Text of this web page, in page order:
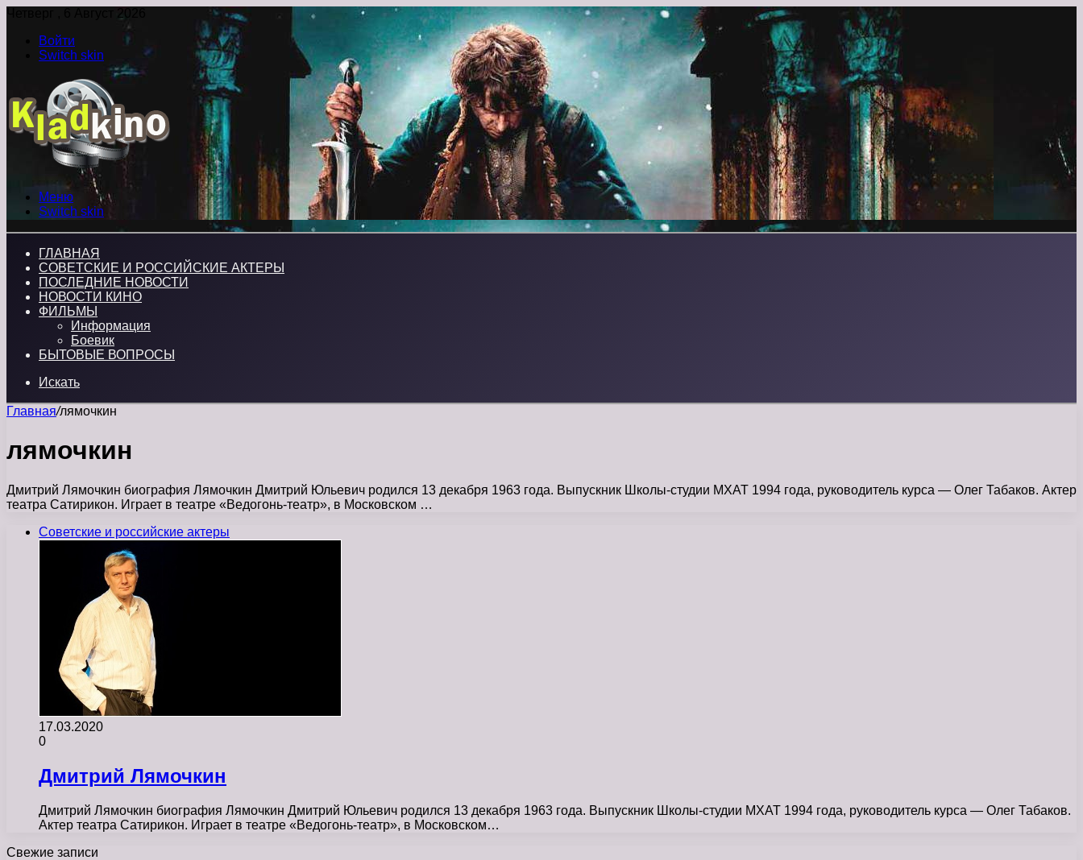
Четверг , 6 Август 2026
Войти
Switch skin
Меню
Switch skin
ГЛАВНАЯ
СОВЕТСКИЕ И РОССИЙСКИЕ АКТЕРЫ
ПОСЛЕДНИЕ НОВОСТИ
НОВОСТИ КИНО
ФИЛЬМЫ
Информация
Боевик
БЫТОВЫЕ ВОПРОСЫ
Искать
Главная/лямочкин
лямочкин
Дмитрий Лямочкин биография Лямочкин Дмитрий Юльевич родился 13 декабря 1963 года. Выпускник Школы-студии МХАТ 1994 года, руководитель курса — Олег Табаков. Актер
театра Сатирикон. Играет в театре «Ведогонь-театр», в Московском …
Советские и российские актеры
17.03.2020
0
Дмитрий Лямочкин
Дмитрий Лямочкин биография Лямочкин Дмитрий Юльевич родился 13 декабря 1963 года. Выпускник Школы-студии МХАТ 1994 года, руководитель курса — Олег Табаков.
Актер театра Сатирикон. Играет в театре «Ведогонь-театр», в Московском…
Свежие записи